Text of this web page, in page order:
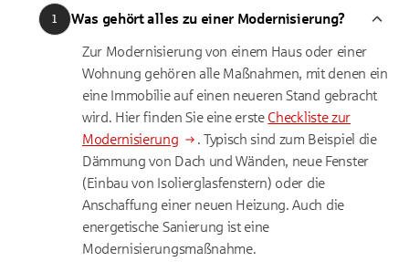
1 Was gehört alles zu einer Modernisierung?
Zur Modernisierung von einem Haus oder einer
Wohnung gehören alle Maßnahmen, mit denen ein
eine Immobilie auf einen neueren Stand gebracht
wird. Hier finden Sie eine erste Checkliste zur
Modernisierung
. Typisch sind zum Beispiel die
Dämmung von Dach und Wänden, neue Fenster
(Einbau von Isolierglasfenstern) oder die
Anschaffung einer neuen Heizung. Auch die
energetische Sanierung ist eine
Modernisierungsmaßnahme.